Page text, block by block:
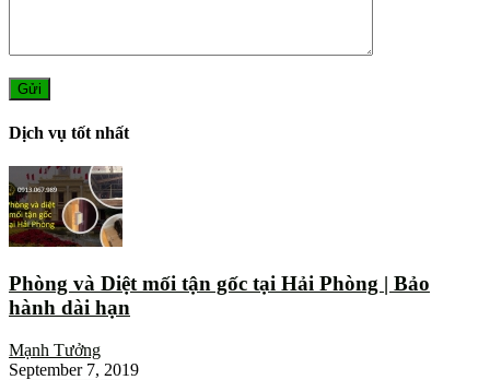
Dịch vụ tốt nhất
Phòng và Diệt mối tận gốc tại Hải Phòng | Bảo
hành dài hạn
Mạnh Tưởng
September 7, 2019